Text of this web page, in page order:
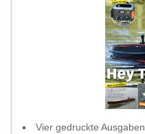
Vier gedruckte Ausgaben